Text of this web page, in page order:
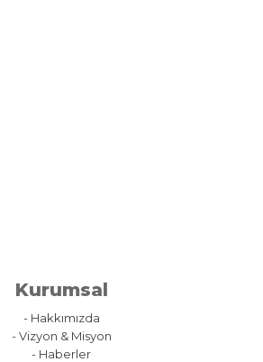
Kurumsal
- Hakkımızda
- Vizyon & Misyon
- Haberler